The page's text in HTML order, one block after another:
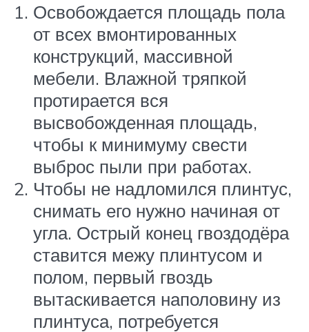
Освобождается площадь пола
от всех вмонтированных
конструкций, массивной
мебели. Влажной тряпкой
протирается вся
высвобожденная площадь,
чтобы к минимуму свести
выброс пыли при работах.
Чтобы не надломился плинтус,
снимать его нужно начиная от
угла. Острый конец гвоздодёра
ставится межу плинтусом и
полом, первый гвоздь
вытаскивается наполовину из
плинтуса, потребуется